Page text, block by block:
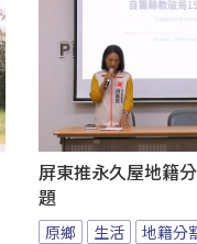
屏東推永久屋地籍
題
原鄉 生活 地籍分